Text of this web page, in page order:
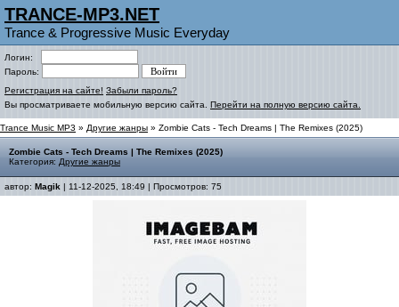
TRANCE-MP3.NET
Trance & Progressive Music Everyday
Логин:
Пароль:
Регистрация на сайте! Забыли пароль?
Вы просматриваете мобильную версию сайта. Перейти на полную версию сайта.
Trance Music MP3 » Другие жанры » Zombie Cats - Tech Dreams | The Remixes (2025)
Zombie Cats - Tech Dreams | The Remixes (2025)
Категория: Другие жанры
автор: Magik | 11-12-2025, 18:49 | Просмотров: 75